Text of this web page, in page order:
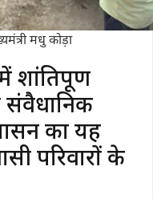
मधु कोड़ा
शांतिपूर्ण
संवैधानिक
का यह
परिवारों के